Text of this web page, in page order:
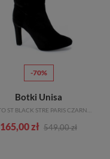
-70%
Botki Unisa
165,00 zł 549,00 zł